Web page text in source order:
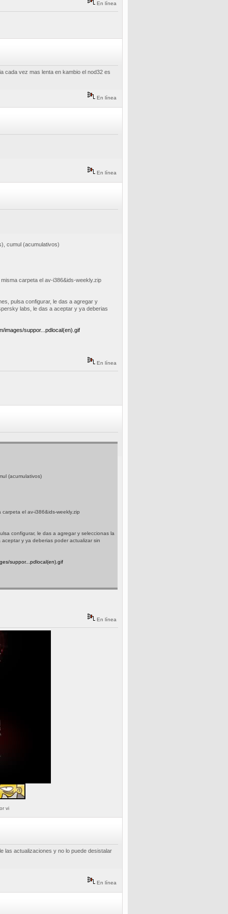
En línea
cada vez mas lenta en kambio el nod32 es
En línea
En línea
cumul (acumulativos)
carpeta el av-i386&ids-weekly.zip
pulsa configurar, le das a agregar y
labs, le das a aceptar y ya deberias
images/suppor...pdlocal(en).gif
En línea
(acumulativos)
el av-i386&ids-weekly.zip
configurar, le das a agregar y seleccionas la
y ya deberias poder actualizar sin
suppor...pdlocal(en).gif
En línea
vi
las actualizaciones y no lo puede desistalar
En línea